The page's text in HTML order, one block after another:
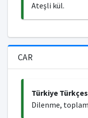
Ateşli kül.
CAR
Türkiye
Dilenme,